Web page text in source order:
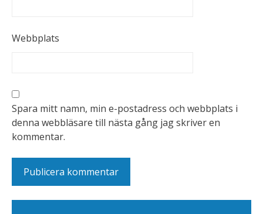
Webbplats
Spara mitt namn, min e-postadress och webbplats i
denna webbläsare till nästa gång jag skriver en
kommentar.